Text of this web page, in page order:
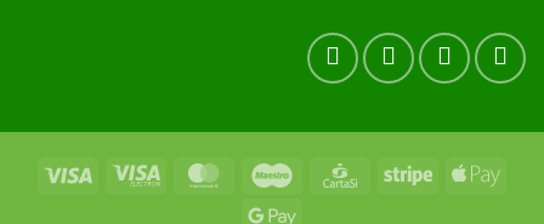
Visa
Visa
MasterCardMaestro CartaSi Stripe
Apple
Google